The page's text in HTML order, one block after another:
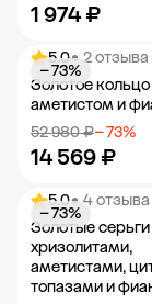
1 974 ₽
Добавить
5.0• 2 отзыва
Золотое кольцо
аметистом и
52 980 ₽− 73%
14 569 ₽
− 73%
Добавить
5.0• 4 отзыва
Золотые серьги
хризолитами,
аметистами,
топазами и
− 73%